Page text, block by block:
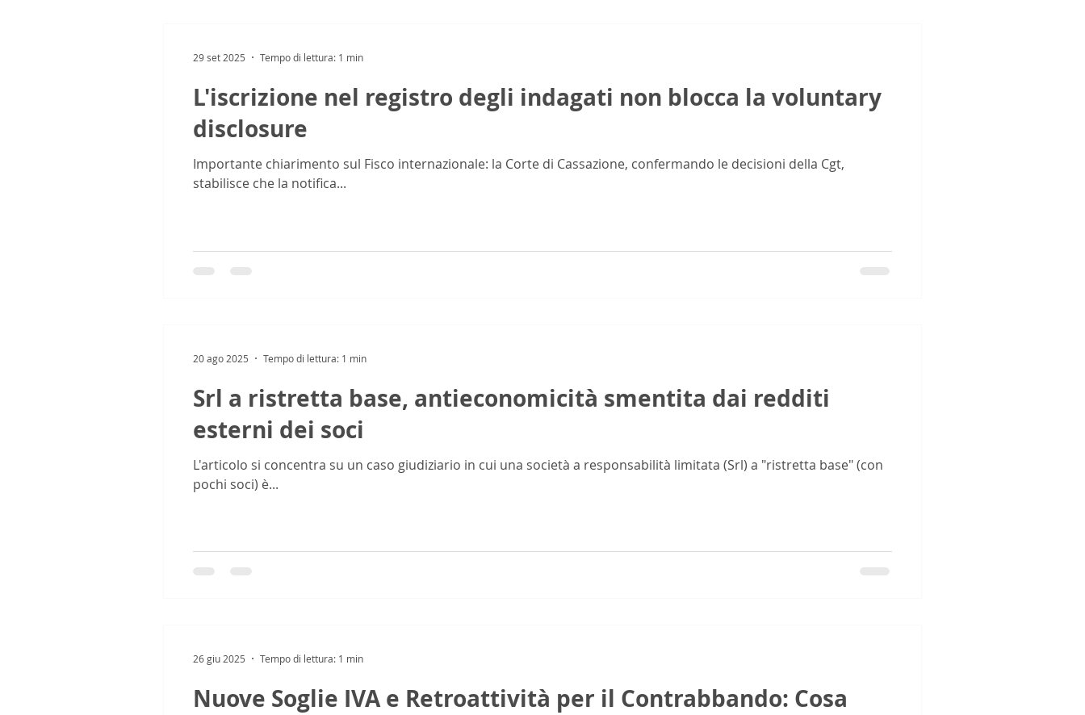
L'iscrizione nel registro degli indagati non blocca la voluntary
disclosure
Importante chiarimento sul Fisco internazionale: la Corte di Cassazione, confermando le decisioni della Cgt,
stabilisce che la notifica...
29 set 2025 Tempo di lettura: 1 min
Srl a ristretta base, antieconomicità smentita dai redditi
esterni dei soci
L'articolo si concentra su un caso giudiziario in cui una società a responsabilità limitata (Srl) a "ristretta base" (con
pochi soci) è...
20 ago 2025 Tempo di lettura: 1 min
Nuove Soglie IVA e Retroattività per il Contrabbando: Cosa
26 giu 2025 Tempo di lettura: 1 min